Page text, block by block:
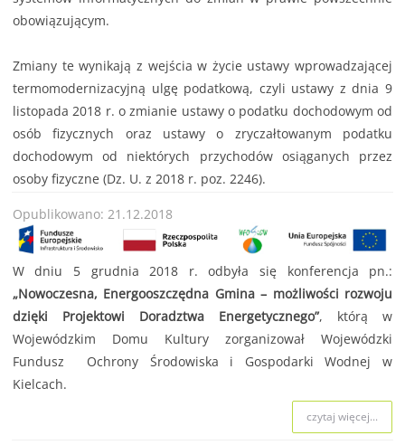
obowiązującym.
Zmiany te wynikają z wejścia w życie ustawy wprowadzającej
termomodernizacyjną ulgę podatkową, czyli ustawy z dnia 9
listopada 2018 r. o zmianie ustawy o podatku dochodowym od
osób fizycznych oraz ustawy o zryczałtowanym podatku
dochodowym od niektórych przychodów osiąganych przez
osoby fizyczne (Dz. U. z 2018 r. poz. 2246).
Opublikowano: 21.12.2018
W dniu 5 grudnia 2018 r. odbyła się konferencja pn.:
„Nowoczesna, Energooszczędna Gmina – możliwości rozwoju
dzięki Projektowi Doradztwa Energetycznego”, którą w
Wojewódzkim Domu Kultury zorganizował Wojewódzki
Fundusz Ochrony Środowiska i Gospodarki Wodnej w
Kielcach.
czytaj więcej...